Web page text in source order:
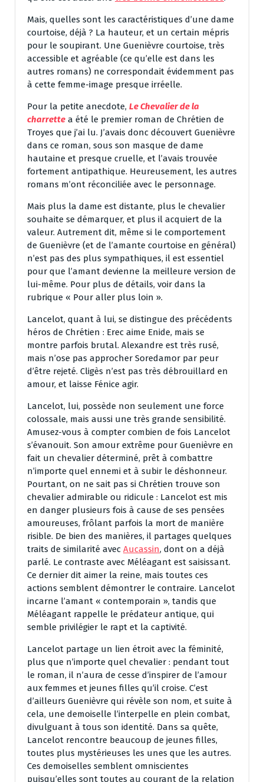
Mais, quelles sont les caractéristiques d’une dame
courtoise, déjà ? La hauteur, et un certain mépris
pour le soupirant. Une Guenièvre courtoise, très
accessible et agréable (ce qu’elle est dans les
autres romans) ne correspondait évidemment pas
à cette femme-image presque irréelle.
Pour la petite anecdote, Le Chevalier de la
charrette a été le premier roman de Chrétien de
Troyes que j’ai lu. J’avais donc découvert Guenièvre
dans ce roman, sous son masque de dame
hautaine et presque cruelle, et l’avais trouvée
fortement antipathique. Heureusement, les autres
romans m’ont réconciliée avec le personnage.
Mais plus la dame est distante, plus le chevalier
souhaite se démarquer, et plus il acquiert de la
valeur. Autrement dit, même si le comportement
de Guenièvre (et de l’amante courtoise en général)
n’est pas des plus sympathiques, il est essentiel
pour que l’amant devienne la meilleure version de
lui-même. Pour plus de détails, voir dans la
rubrique « Pour aller plus loin ».
Lancelot, quant à lui, se distingue des précédents
héros de Chrétien : Erec aime Enide, mais se
montre parfois brutal. Alexandre est très rusé,
mais n’ose pas approcher Soredamor par peur
d’être rejeté. Cligès n’est pas très débrouillard en
amour, et laisse Fénice agir.
Lancelot, lui, possède non seulement une force
colossale, mais aussi une très grande sensibilité.
Amusez-vous à compter combien de fois Lancelot
s’évanouit. Son amour extrême pour Guenièvre en
fait un chevalier déterminé, prêt à combattre
n’importe quel ennemi et à subir le déshonneur.
Pourtant, on ne sait pas si Chrétien trouve son
chevalier admirable ou ridicule : Lancelot est mis
en danger plusieurs fois à cause de ses pensées
amoureuses, frôlant parfois la mort de manière
risible. De bien des manières, il partages quelques
traits de similarité avec Aucassin, dont on a déjà
parlé. Le contraste avec Méléagant est saisissant.
Ce dernier dit aimer la reine, mais toutes ces
actions semblent démontrer le contraire. Lancelot
incarne l’amant « contemporain », tandis que
Méléagant rappelle le prédateur antique, qui
semble privilégier le rapt et la captivité.
Lancelot partage un lien étroit avec la féminité,
plus que n’importe quel chevalier : pendant tout
le roman, il n’aura de cesse d’inspirer de l’amour
aux femmes et jeunes filles qu’il croise. C’est
d’ailleurs Guenièvre qui révèle son nom, et suite à
cela, une demoiselle l’interpelle en plein combat,
divulguant à tous son identité. Dans sa quête,
Lancelot rencontre beaucoup de jeunes filles,
toutes plus mystérieuses les unes que les autres.
Ces demoiselles semblent omniscientes
puisqu’elles sont toutes au courant de la relation